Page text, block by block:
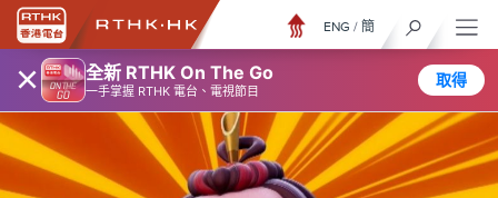
× 全新 RTHK On The Go
一手掌握 RTHK 電台、電視節目
取得
ENG / 簡